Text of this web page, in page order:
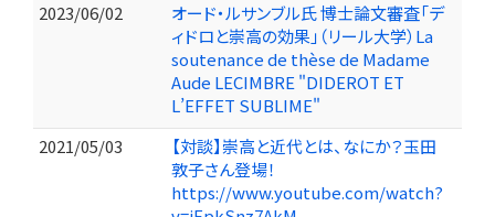
2023/06/02
オード・ルサンブル氏 博士論文審査「デ
ィドロと崇高の効果」（リール大学）La
soutenance de thèse de Madame
Aude LECIMBRE "DIDEROT ET
L’EFFET SUBLIME"
2021/05/03
【対談】崇高と近代とは、なにか？玉田
敦子さん登場！
https://www.youtube.com/watch?